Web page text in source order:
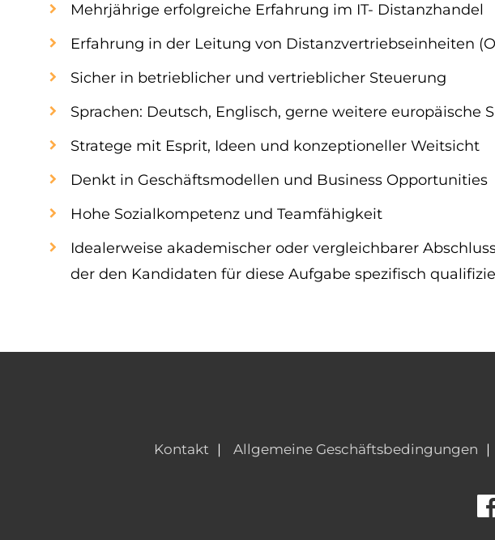
Mehrjährige erfolgreiche Erfahrung im IT- Distanzhandel
Erfahrung in der Leitung von Distanzvertriebseinheiten
Sicher in betrieblicher und vertrieblicher Steuerung
Sprachen: Deutsch, Englisch, gerne weitere europäische
Stratege mit Esprit, Ideen und konzeptioneller Weitsicht
Denkt in Geschäftsmodellen und Business Opportunities
Hohe Sozialkompetenz und Teamfähigkeit
Idealerweise akademischer oder vergleichbarer
der den Kandidaten für diese Aufgabe spezifisch
Kontakt Allgemeine Geschäftsbedingungen